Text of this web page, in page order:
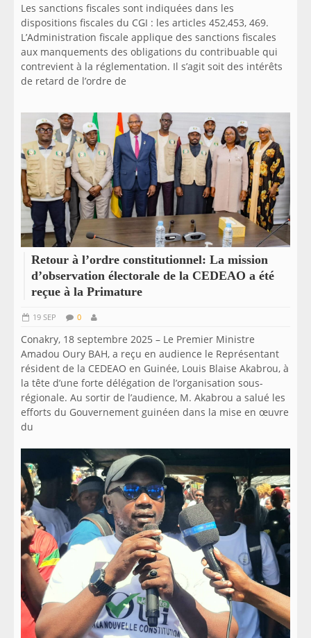
Les sanctions fiscales sont indiquées dans les
dispositions fiscales du CGI : les articles 452,453, 469.
L’Administration fiscale applique des sanctions fiscales
aux manquements des obligations du contribuable qui
contrevient à la réglementation. Il s’agit soit des intérêts
de retard de l’ordre de
Retour à l’ordre constitutionnel: La mission
d’observation électorale de la CEDEAO a été
reçue à la Primature
19 SEP 0
Conakry, 18 septembre 2025 – Le Premier Ministre
Amadou Oury BAH, a reçu en audience le Représentant
résident de la CEDEAO en Guinée, Louis Blaise Akabrou, à
la tête d’une forte délégation de l’organisation sous-
régionale. Au sortir de l’audience, M. Akabrou a salué les
efforts du Gouvernement guinéen dans la mise en œuvre
du